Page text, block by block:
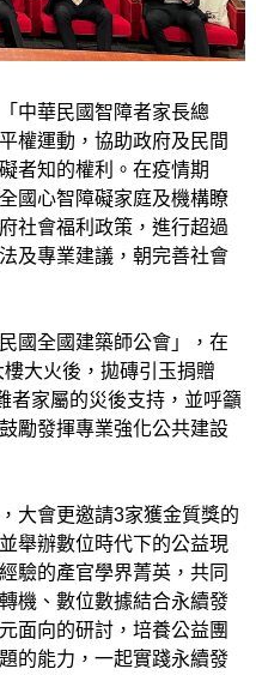
中華民國智障者家長總
權運動，協助政府及民間
者知的權利。在疫情期
國心智障礙家庭及機構瞭
社會福利政策，進行超過
及專業建議，朝完善社會
國全國建築師公會」，在
大火後，拋磚引玉捐贈
者家屬的災後支持，並呼籲
勵發揮專業強化公共建設
大會更邀請3家獲金質獎的
舉辦數位時代下的公益現
驗的產官學界菁英，共同
機、數位數據結合永續發
面向的研討，培養公益團
的能力，一起實踐永續發